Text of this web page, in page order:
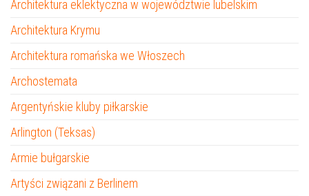
Architektura eklektyczna w województwie lubelskim
Architektura Krymu
Architektura romańska we Włoszech
Archostemata
Argentyńskie kluby piłkarskie
Arlington (Teksas)
Armie bułgarskie
Artyści związani z Berlinem